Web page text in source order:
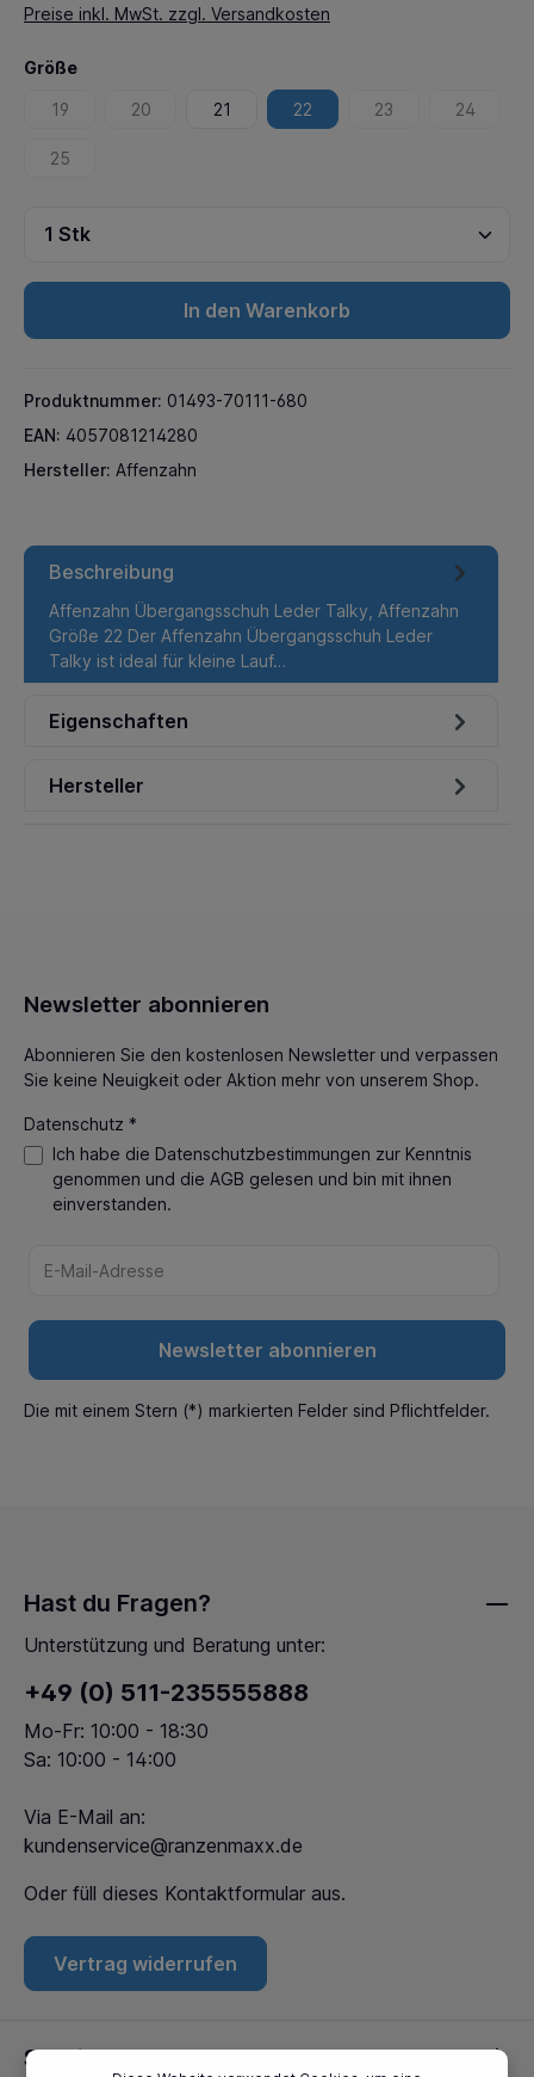
Preise inkl. MwSt. zzgl. Versandkosten
Größe
19 20 21 22 23 24
25
In den Warenkorb
Produktnummer: 01493-70111-680
EAN: 4057081214280
Hersteller: Affenzahn
Beschreibung
Affenzahn Übergangsschuh Leder Talky, Affenzahn
Größe 22 Der Affenzahn Übergangsschuh Leder
Talky ist ideal für kleine Lauf…
Eigenschaften
Hersteller
Newsletter abonnieren
Abonnieren Sie den kostenlosen Newsletter und verpassen
Sie keine Neuigkeit oder Aktion mehr von unserem Shop.
Datenschutz *
Ich habe die Datenschutzbestimmungen zur Kenntnis
genommen und die AGB gelesen und bin mit ihnen
einverstanden.
Newsletter abonnieren
Die mit einem Stern (*) markierten Felder sind Pflichtfelder.
Hast du Fragen?
Unterstützung und Beratung unter:
+49 (0) 511-235555888
Mo-Fr: 10:00 - 18:30
Sa: 10:00 - 14:00
Via E-Mail an:
kundenservice@ranzenmaxx.de
Oder füll dieses Kontaktformular aus.
Vertrag widerrufen
Service